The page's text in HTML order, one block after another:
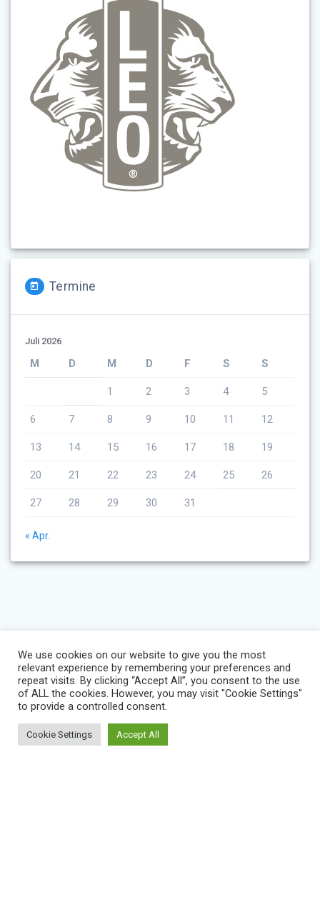
Termine
Juli 2026
M D M D F S S
1 2 3 4 5
6 7 8 9 10 11 12
13 14 15 16 17 18 19
20 21 22 23 24 25 26
27 28 29 30 31
« Apr.
We use cookies on our website to give you the most
relevant experience by remembering your preferences and
repeat visits. By clicking “Accept All”, you consent to the use
of ALL the cookies. However, you may visit "Cookie Settings"
to provide a controlled consent.
Cookie Settings Accept All